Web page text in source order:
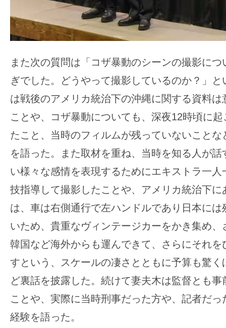
また次の質問は「コザ暴動のシーンの撮影に
ぎでした。どうやって撮影しているのか？」
は戦後のアメリカ統治下の沖縄に関する資料
ことや、コザ暴動についても、深夜12時頃に
たこと、当時のフィルムが残っていないこと
を語った。また取材を重ね、当時を知る人が
い様々な感情を表現するためにエキストラ一
技指導して撮影したことや、アメリカ統治下に
は、車は右側通行で左ハンドルであり日本に
いため、貴重なヴィンテージカーをかき集め
韓国など海外からも運んできて、さらにそれを
すという、スケールの凄さとともに予算も驚く
ど裏話を披露した。続けて妻夫木は監督とも
ことや、実際に当時刑事だった方や、記者だ
経験を語った。